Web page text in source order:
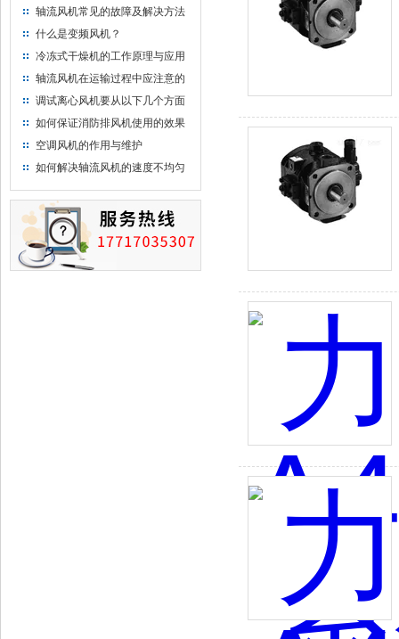
些事项
轴流风机常见的故障及解决方法
介绍
什么是变频风机？
冷冻式干燥机的工作原理与应用
领域分析
轴流风机在运输过程中应注意的
事项
调试离心风机要从以下几个方面
入手
如何保证消防排风机使用的效果
和安全性
空调风机的作用与维护
如何解决轴流风机的速度不均匀